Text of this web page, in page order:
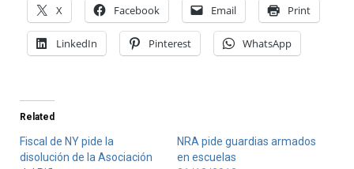
X Facebook Email Print
LinkedIn Pinterest WhatsApp
Related
Fiscal de NY pide la
disolución de la Asociación
NRA pide guardias armados
en escuelas